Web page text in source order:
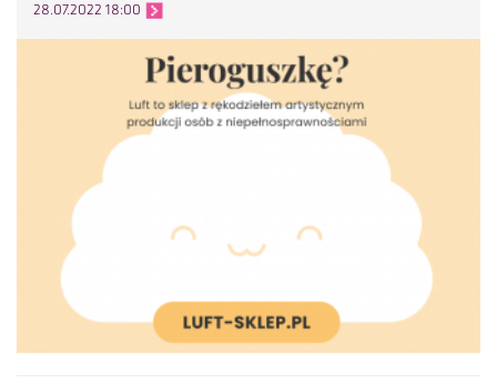
28.07.2022 18:00